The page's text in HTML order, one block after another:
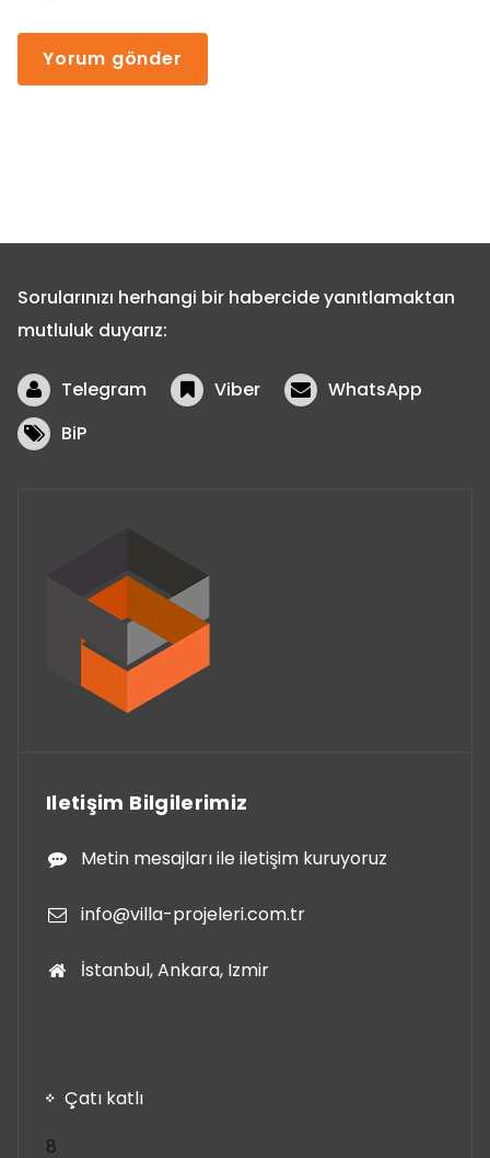
Sorularınızı herhangi bir habercide yanıtlamaktan
mutluluk duyarız:
Telegram Viber
WhatsApp
BiP
Iletişim Bilgilerimiz
Metin mesajları ile iletişim kuruyoruz
info@villa-projeleri.com.tr
İstanbul, Ankara, Izmir
Çatı katlı
8